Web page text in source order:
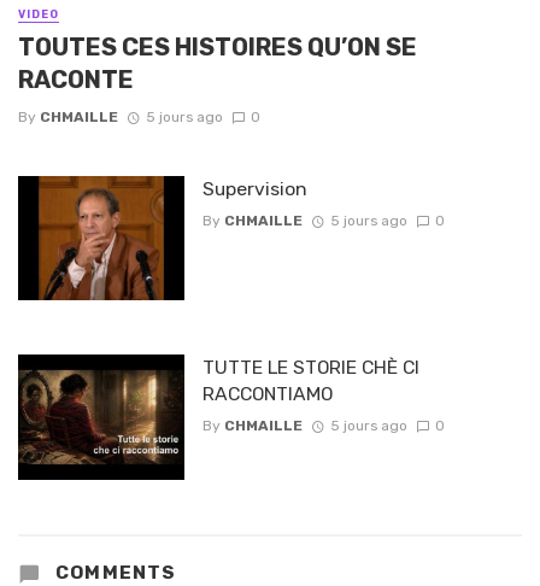
VIDEO
TOUTES CES HISTOIRES QU’ON SE
RACONTE
By CHMAILLE 5 jours ago 0
Supervision
By CHMAILLE 5 jours ago 0
TUTTE LE STORIE CHÈ CI
RACCONTIAMO
By CHMAILLE 5 jours ago 0
COMMENTS